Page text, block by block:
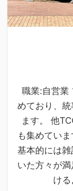
職業:自営業
めており、
ます。 他
も集めてい
基本的には
いた方々が
ける